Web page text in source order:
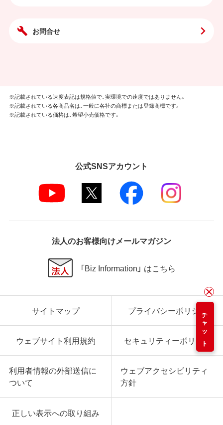
お問合せ
チャット
※記載されている速度表記は規格値で、実環境での速度ではありません。
※記載されている各商品名は、一般に各社の商標または登録商標です。
※記載されている価格は、希望小売価格です。
公式SNSアカウント
法人のお客様向けメールマガジン
「Biz Information」 はこちら
サイトマップ プライバシーポリシー
ウェブサイト利用規約 セキュリティーポリシー
利用者情報の外部送信に
ついて
ウェブアクセシビリティ
方針
正しい表示への取り組み